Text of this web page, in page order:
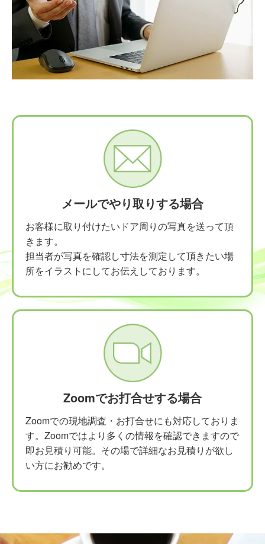
メールでやり取りする場合
お客様に取り付けたいドア周りの写真を送って頂
きます。
担当者が写真を確認し寸法を測定して頂きたい場
所をイラストにしてお伝えしております。
Zoomでお打合せする場合
Zoomでの現地調査・お打合せにも対応しておりま
す。Zoomではより多くの情報を確認できますので
即お見積り可能。その場で詳細なお見積りが欲し
い方にお勧めです。